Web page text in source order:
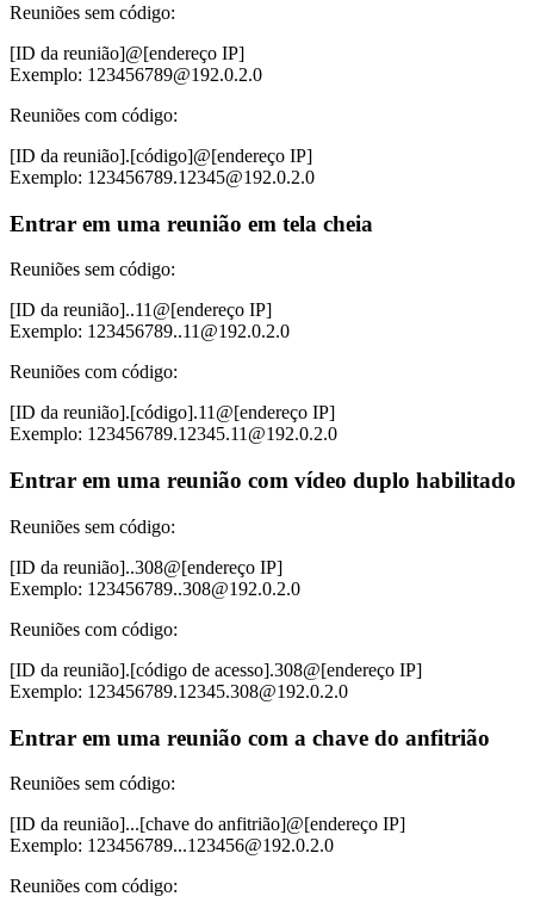
Reuniões sem código:
[ID da reunião]@[endereço IP]
Exemplo: 123456789@192.0.2.0
Reuniões com código:
[ID da reunião].[código]@[endereço IP]
Exemplo: 123456789.12345@192.0.2.0
Entrar em uma reunião em tela cheia
Reuniões sem código:
[ID da reunião]..11@[endereço IP]
Exemplo: 123456789..11@192.0.2.0
Reuniões com código:
[ID da reunião].[código].11@[endereço IP]
Exemplo: 123456789.12345.11@192.0.2.0
Entrar em uma reunião com vídeo duplo habilitado
Reuniões sem código:
[ID da reunião]..308@[endereço IP]
Exemplo: 123456789..308@192.0.2.0
Reuniões com código:
[ID da reunião].[código de acesso].308@[endereço IP]
Exemplo: 123456789.12345.308@192.0.2.0
Entrar em uma reunião com a chave do anfitrião
Reuniões sem código:
[ID da reunião]...[chave do anfitrião]@[endereço IP]
Exemplo: 123456789...123456@192.0.2.0
Reuniões com código: